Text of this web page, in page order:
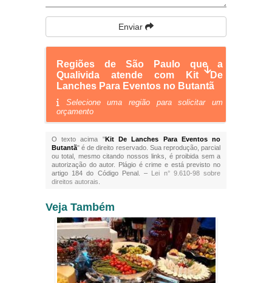
Enviar
Regiões de São Paulo que a
Qualivida atende com Kit De
Lanches Para Eventos no Butantã
Selecione uma região para solicitar um
orçamento
O texto acima "Kit De Lanches Para Eventos no
Butantã" é de direito reservado. Sua reprodução, parcial
ou total, mesmo citando nossos links, é proibida sem a
autorização do autor. Plágio é crime e está previsto no
artigo 184 do Código Penal. – Lei n° 9.610-98 sobre
direitos autorais
Veja Também